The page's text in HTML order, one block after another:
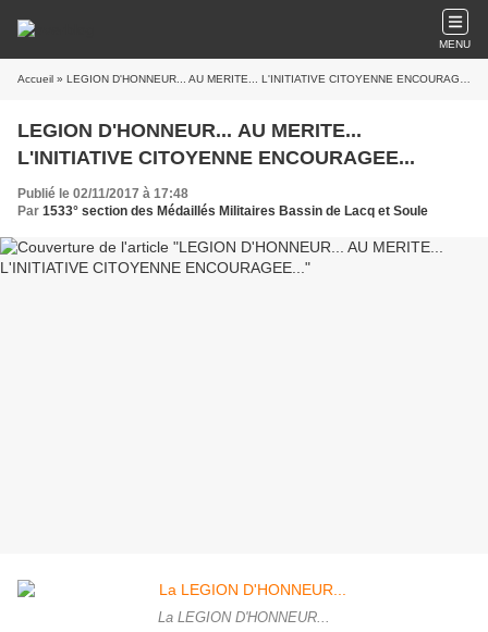
MENU
Accueil » LEGION D'HONNEUR... AU MERITE... L'INITIATIVE CITOYENNE ENCOURAGEE...
LEGION D'HONNEUR... AU MERITE...
L'INITIATIVE CITOYENNE ENCOURAGEE...
Publié le 02/11/2017 à 17:48
Par 1533° section des Médaillés Militaires Bassin de Lacq et Soule
La LEGION D'HONNEUR...